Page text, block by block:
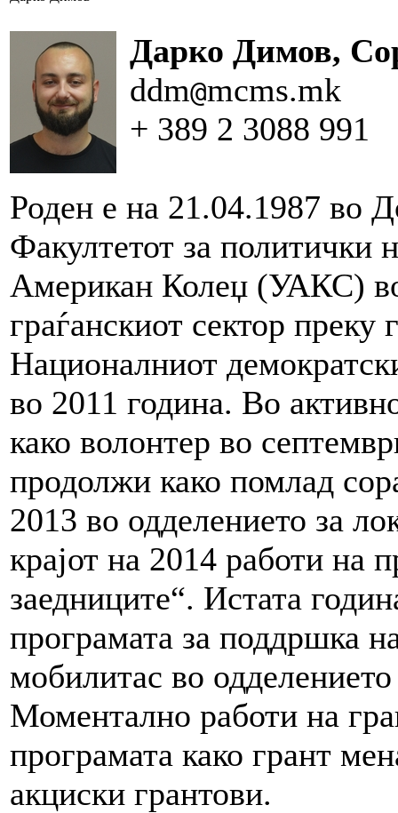
Дарко Димов,
ddm@mcms.mk
+ 389 2 3088 991
Роден е на 21.04.1987 во
Факултетот за политички
Американ Колеџ (УАКС)
граѓанскиот сектор преку
Националниот
во 2011 година. Во
како волонтер во
продолжи како помлад
2013 во одделението за
крајот на 2014 работи на
заедниците“. Истата
програмата за поддршка
мобилитас во
Моментално работи на
програмата како грант
акциски грантови.